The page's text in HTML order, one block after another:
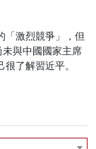
「激烈競爭」，但
與中國國家主席
了解習近平。